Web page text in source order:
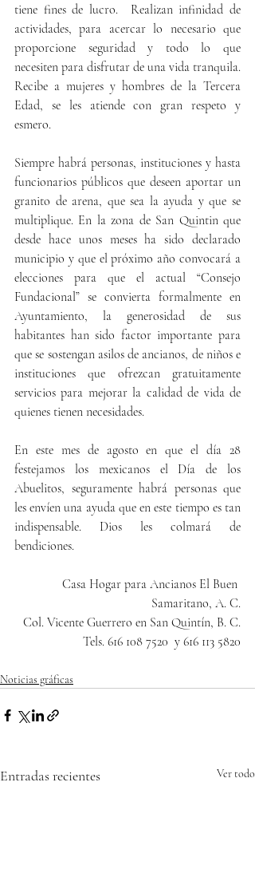
tiene fines de lucro.  Realizan infinidad de
actividades, para acercar lo necesario que
proporcione seguridad y todo lo que
necesiten para disfrutar de una vida tranquila.
Recibe a mujeres y hombres de la Tercera
Edad, se les atiende con gran respeto y
esmero.
Siempre habrá personas, instituciones y hasta
funcionarios públicos que deseen aportar un
granito de arena, que sea la ayuda y que se
multiplique. En la zona de San Quintin que
desde hace unos meses ha sido declarado
municipio y que el próximo año convocará a
elecciones para que el actual “Consejo
Fundacional” se convierta formalmente en
Ayuntamiento, la generosidad de sus
habitantes han sido factor importante para
que se sostengan asilos de ancianos, de niños e
instituciones que ofrezcan gratuitamente
servicios para mejorar la calidad de vida de
quienes tienen necesidades.
En este mes de agosto en que el día 28
festejamos los mexicanos el Día de los
Abuelitos, seguramente habrá personas que
les envíen una ayuda que en este tiempo es tan
indispensable. Dios les colmará de
bendiciones.
Casa Hogar para Ancianos El Buen
Samaritano, A. C.
Col. Vicente Guerrero en San Quintín, B. C.
Tels. 616 108 7520  y 616 113 5820
Noticias gráficas
Entradas recientes Ver todo